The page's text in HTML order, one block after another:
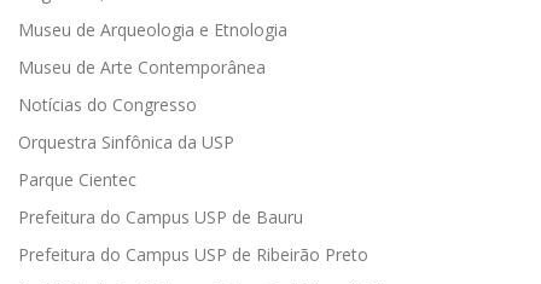
Museu de Arqueologia e Etnologia
Museu de Arte Contemporânea
Notícias do Congresso
Orquestra Sinfônica da USP
Parque Cientec
Prefeitura do Campus USP de Bauru
Prefeitura do Campus USP de Ribeirão Preto